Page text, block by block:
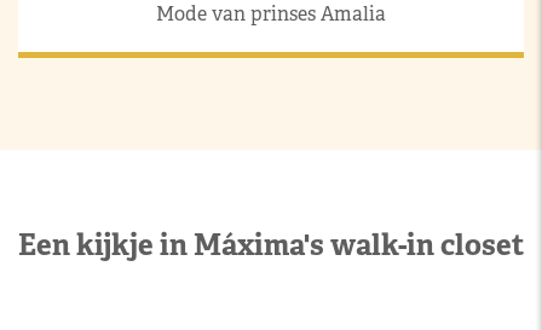
Mode van prinses Amalia
Een kijkje in Máxima's walk-in closet